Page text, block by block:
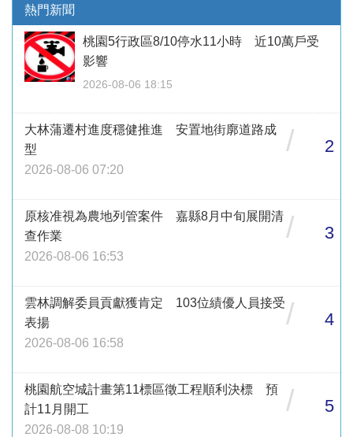
熱門新聞
桃園5行政區8/10停水11小時 近10萬戶受
影響
2026-08-06 18:15
大林蒲遷村進度穩健推進 安置地街廓道路成
型
2026-08-06 07:20
/ 2
原核准視為農地列管案件 嘉縣8月中旬展開清
查作業
2026-08-06 16:53
/ 3
雲林調解委員貢獻獲肯定 103位績優人員接受
表揚
2026-08-06 16:58
/ 4
桃園航空城計畫第11標區徵工程順利決標 預
計11月開工
2026-08-08 10:19
/ 5